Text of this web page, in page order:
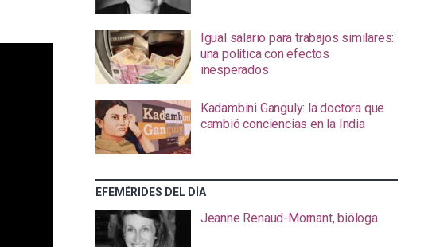
Igual salario para trabajos similares:
una política con efectos
inesperados
Kadambini Ganguly: la doctora que
cambió conciencias en la India
EFEMÉRIDES DEL DÍA
Jeanne Renaud-Mornant, bióloga